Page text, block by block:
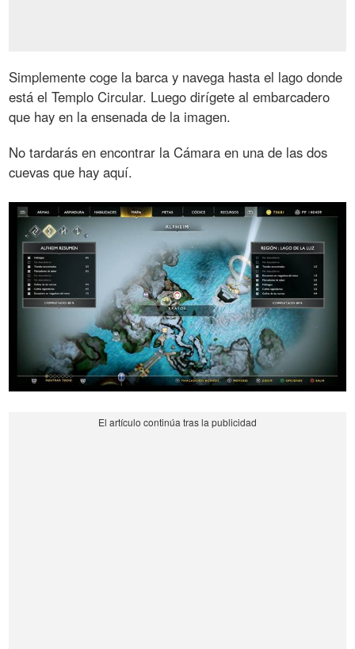
Simplemente coge la barca y navega hasta el lago donde
está el Templo Circular. Luego dirígete al embarcadero
que hay en la ensenada de la imagen.
No tardarás en encontrar la Cámara en una de las dos
cuevas que hay aquí.